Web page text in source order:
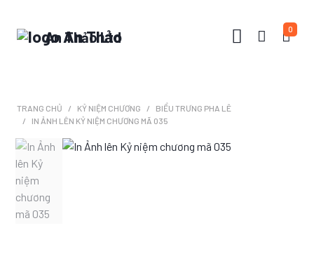
An Thảo Ltd 0
TRANG CHỦ KỶ NIỆM CHƯƠNG
BIỂU TRƯNG PHA LÊ
IN ẢNH LÊN KỶ NIỆM CHƯƠNG MÃ 035